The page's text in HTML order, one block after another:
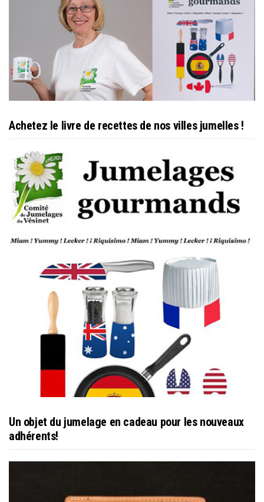
Achetez le livre de recettes de nos villes jumelles !
Un objet du jumelage en cadeau pour les nouveaux
adhérents!